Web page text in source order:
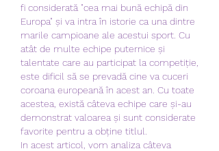
fi considerată "cea mai bună echipă din
Europa" și va intra în istorie ca una dintre
marile campioane ale acestui sport. Cu
atât de multe echipe puternice și
talentate care au participat la competiție,
este dificil să se prevadă cine va cuceri
coroana europeană în acest an. Cu toate
acestea, există câteva echipe care și-au
demonstrat valoarea și sunt considerate
favorite pentru a obține titlul.
In acest articol, vom analiza câteva